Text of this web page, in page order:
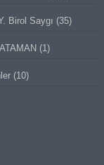
Birol Saygı (35)
(1)
(10)